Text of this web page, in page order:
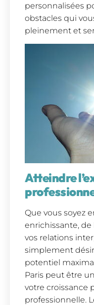
personnalisées
obstacles qui
pleinement et
Atteindre
Que vous soyez
enrichissante, de
vos relations
simplement
potentiel
Paris peut être
votre croissance
professionnelle.